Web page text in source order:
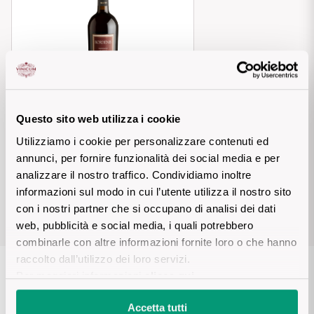
Questo sito web utilizza i cookie
Utilizziamo i cookie per personalizzare contenuti ed
annunci, per fornire funzionalità dei social media e per
analizzare il nostro traffico. Condividiamo inoltre
informazioni sul modo in cui l’utente utilizza il nostro sito
con i nostri partner che si occupano di analisi dei dati
web, pubblicità e social media, i quali potrebbero
combinarle con altre informazioni fornite loro o che hanno
raccolto dall’utilizzo dei loro servizi.
Per maggiori informazioniclicca qui.
Accetta tutti
Toscana
Trentino
Umbria
Veneto
La Champagne
Casali 1900
Lambrusco e Spergola
PROVENIENZA
Vini Lucani
Vini Emiliani
Vini Friulani
Vini Laziali
Vini Lombardi
Vini Piemontesi
Vini Pugliesi
BORDENIS Bardolino Classico
DOC
Mostra di più